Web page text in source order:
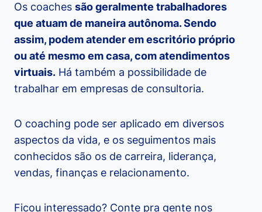
Os coaches são geralmente trabalhadores
que atuam de maneira autônoma. Sendo
assim, podem atender em escritório próprio
ou até mesmo em casa, com atendimentos
virtuais. Há também a possibilidade de
trabalhar em empresas de consultoria.
O coaching pode ser aplicado em diversos
aspectos da vida, e os seguimentos mais
conhecidos são os de carreira, liderança,
vendas, finanças e relacionamento.
Ficou interessado? Conte pra gente nos